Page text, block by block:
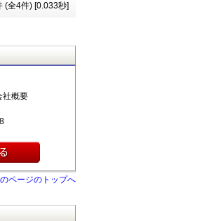
(全4件) [0.033秒]
概要
ページのトップへ